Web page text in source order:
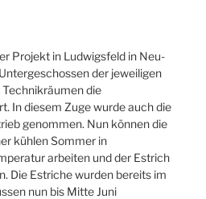
Projekt in Ludwigsfeld in Neu-
der jeweiligen
Technikräumen die
In diesem Zuge wurde auch die
genommen. Nun können die
kühlen Sommer in
arbeiten und der Estrich
Die Estriche wurden bereits im
nun bis Mitte Juni